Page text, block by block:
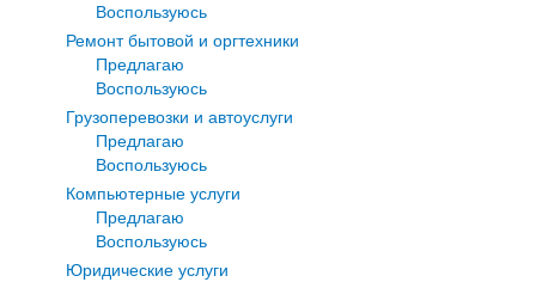
Воспользуюсь
Ремонт бытовой и оргтехники
Предлагаю
Воспользуюсь
Грузоперевозки и автоуслуги
Предлагаю
Воспользуюсь
Компьютерные услуги
Предлагаю
Воспользуюсь
Юридические услуги